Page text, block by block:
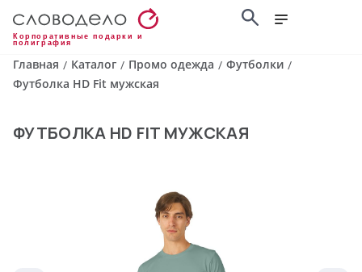
Корпоративные подарки и
полиграфия
Главная / Каталог / Промо одежда / Футболки /
Футболка HD Fit мужская
ФУТБОЛКА HD FIT МУЖСКАЯ